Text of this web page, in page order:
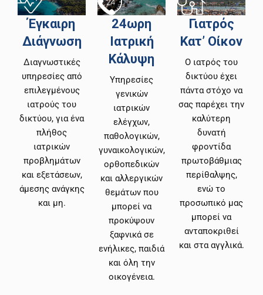
Έγκαιρη
Διάγνωση
Διαγνωστικές
υπηρεσίες από
επιλεγμένους
ιατρούς του
δικτύου, για ένα
πλήθος
ιατρικών
προβλημάτων
και εξετάσεων,
άμεσης ανάγκης
και μη.
24ωρη
Ιατρική
Κάλυψη
Υπηρεσίες
γενικών
ιατρικών
ελέγχων,
παθολογικών,
γυναικολογικών,
ορθοπεδικών
και αλλεργικών
θεμάτων που
μπορεί να
προκύψουν
ξαφνικά σε
ενήλικες, παιδιά
και όλη την
οικογένεια.
Γιατρός
Κατ’ Οίκον
Ο ιατρός του
δικτύου έχει
πάντα στόχο να
σας παρέχει την
καλύτερη
δυνατή
φροντίδα
πρωτοβάθμιας
περίθαλψης,
ενώ το
προσωπικό μας
μπορεί να
ανταποκριθεί
και στα αγγλικά.